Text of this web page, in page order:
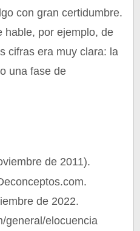
con gran certidumbre.
hable, por ejemplo, de
cifras era muy clara: la
una fase de
de 2011).
de 2022.
general/elocuencia